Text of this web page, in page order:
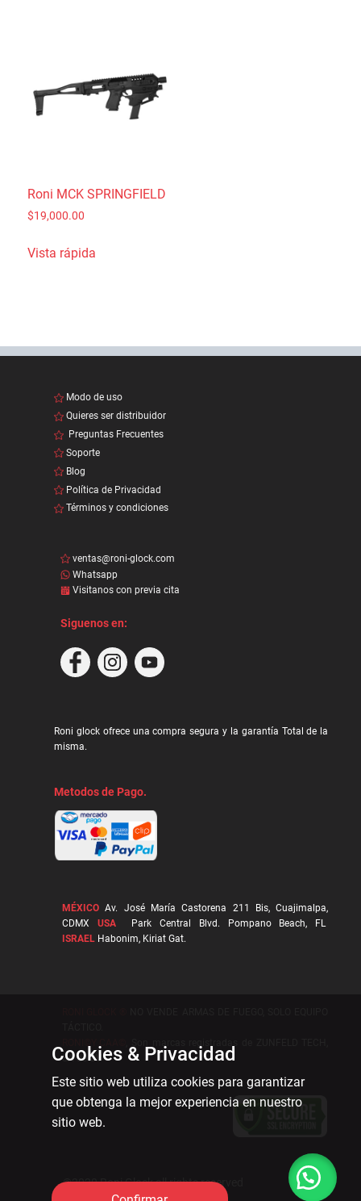
Roni MCK SPRINGFIELD
$19,000.00
Vista rápida
Modo de uso
Quieres ser distribuidor
Preguntas Frecuentes
Soporte
Blog
Política de Privacidad
Términos y condiciones
ventas@roni-glock.com
Whatsapp
Visitanos con previa cita
Siguenos en:
Roni glock ofrece una compra segura y la garantía Total de la
misma.
Metodos de Pago.
MÉXICO Av. José María Castorena 211 Bis, Cuajimalpa,
CDMX USA
Park Central Blvd. Pompano Beach, FL
ISRAEL Habonim, Kiriat Gat.
SA de CV
©2020 Roni Glock all rights reserved
Cookies & Privacidad
Este sitio web utiliza cookies para garantizar
que obtenga la mejor experiencia en nuestro
sitio web.